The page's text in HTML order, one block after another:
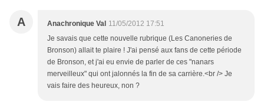
A Anachronique Val 11/05/2012 17:51
Je savais que cette nouvelle rubrique (Les Canoneries de
Bronson) allait te plaire ! J'ai pensé aux fans de cette période
de Bronson, et j'ai eu envie de parler de ces "nanars
merveilleux" qui ont jalonnés la fin de sa carrière.<br /> Je
vais faire des heureux, non ?